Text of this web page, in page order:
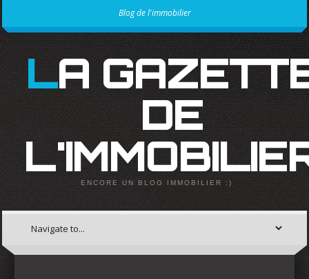
Blog de l'immobilier
LA GAZETTE
DE
ENCORE UN BLOG IMMOBILIER :)